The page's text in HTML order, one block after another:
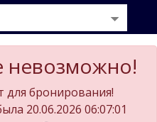
невозможно!
для бронирования!
20.06.2026 06:07:01